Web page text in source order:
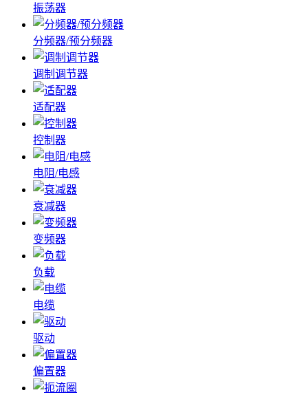
振荡器
分频器/预分频器
调制调节器
适配器
控制器
电阻/电感
衰减器
变频器
负载
电缆
驱动
偏置器